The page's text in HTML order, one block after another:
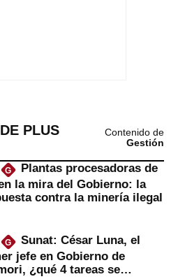
PLUS
Contenido de
Gestión
G
Plantas procesadoras de
la mira del Gobierno: la
contra la minería ilegal
G
Sunat: César Luna, el
jefe en Gobierno de
¿qué 4 tareas se